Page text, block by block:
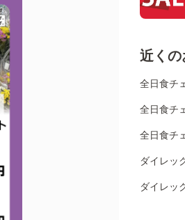
近く
全日食チ
全日食チ
全日食チ
ダイレッ
ダイレッ